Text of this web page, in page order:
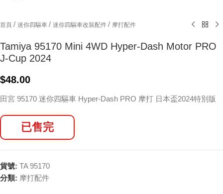
首頁 / 迷你四驅車 / 迷你四驅車改裝配件 / 摩打配件
Tamiya 95170 Mini 4WD Hyper-Dash Motor PRO
J-Cup 2024
$48.00
田宮 95170 迷你四驅車 Hyper-Dash PRO 摩打 日本盃2024特別版
已售完
貨號: TA 95170
分類: 摩打配件